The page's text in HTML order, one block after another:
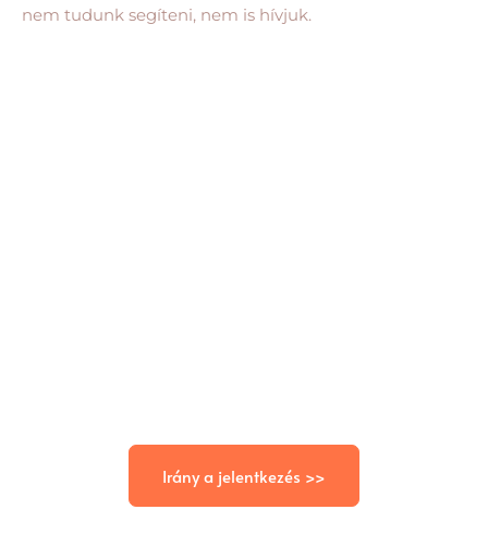
nem tudunk segíteni, nem is hívjuk.
Irány a jelentkezés >>